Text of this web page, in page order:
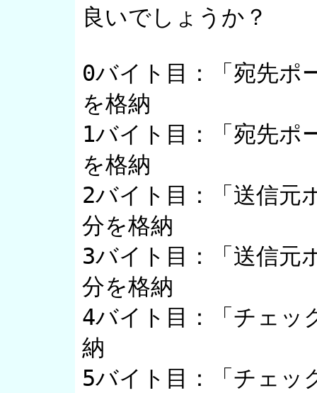
良いでしょうか？
0バイト目：「宛先ポ
を格納
1バイト目：「宛先ポ
を格納
2バイト目：「送信元
分を格納
3バイト目：「送信元
分を格納
4バイト目：「チェッ
納
5バイト目：「チェッ